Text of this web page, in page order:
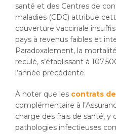
santé et des Centres de
maladies (CDC) attribue
couverture vaccinale
pays à revenus faibles et
Paradoxalement, la
reculé, s’établissant à 107
l’année précédente.
À noter que les contrats
complémentaire à
charge des frais de santé, y
pathologies infectieuses